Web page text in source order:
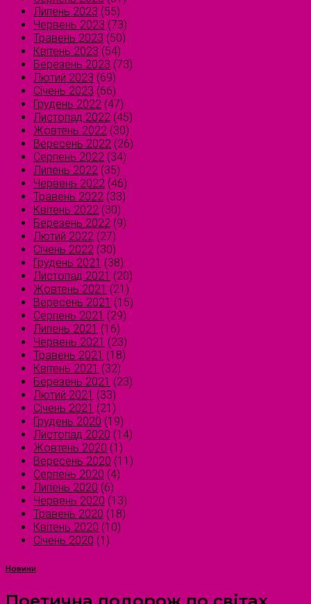
Липень 2023 (55)
Червень 2023 (73)
Травень 2023 (50)
Квітень 2023 (54)
Березень 2023 (73)
Лютий 2023 (69)
Січень 2023 (66)
Грудень 2022 (47)
Листопад 2022 (45)
Жовтень 2022 (30)
Вересень 2022 (26)
Серпень 2022 (34)
Липень 2022 (35)
Червень 2022 (46)
Травень 2022 (33)
Квітень 2022 (30)
Березень 2022 (9)
Лютий 2022 (27)
Січень 2022 (30)
Грудень 2021 (38)
Листопад 2021 (20)
Жовтень 2021 (21)
Вересень 2021 (15)
Серпень 2021 (29)
Липень 2021 (16)
Червень 2021 (23)
Травень 2021 (18)
Квітень 2021 (32)
Березень 2021 (23)
Лютий 2021 (33)
Січень 2021 (21)
Грудень 2020 (19)
Листопад 2020 (14)
Жовтень 2020 (1)
Вересень 2020 (11)
Серпень 2020 (4)
Липень 2020 (6)
Червень 2020 (13)
Травень 2020 (18)
Квітень 2020 (10)
Січень 2020 (1)
Новини